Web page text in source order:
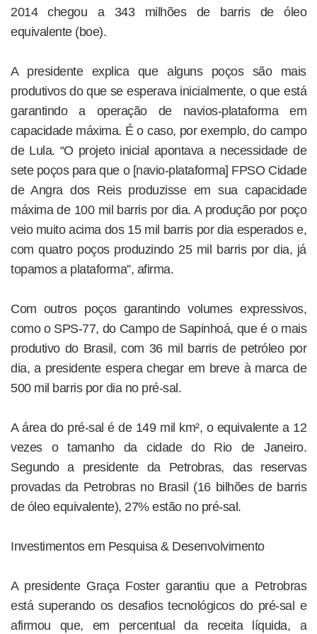
2014 chegou a 343 milhões de barris de óleo
equivalente (boe).
A presidente explica que alguns poços são mais
produtivos do que se esperava inicialmente, o que está
garantindo a operação de navios-plataforma em
capacidade máxima. É o caso, por exemplo, do campo
de Lula. “O projeto inicial apontava a necessidade de
sete poços para que o [navio-plataforma] FPSO Cidade
de Angra dos Reis produzisse em sua capacidade
máxima de 100 mil barris por dia. A produção por poço
veio muito acima dos 15 mil barris por dia esperados e,
com quatro poços produzindo 25 mil barris por dia, já
topamos a plataforma”, afirma.
Com outros poços garantindo volumes expressivos,
como o SPS-77, do Campo de Sapinhoá, que é o mais
produtivo do Brasil, com 36 mil barris de petróleo por
dia, a presidente espera chegar em breve à marca de
500 mil barris por dia no pré-sal.
A área do pré-sal é de 149 mil km², o equivalente a 12
vezes o tamanho da cidade do Rio de Janeiro.
Segundo a presidente da Petrobras, das reservas
provadas da Petrobras no Brasil (16 bilhões de barris
de óleo equivalente), 27% estão no pré-sal.
Investimentos em Pesquisa & Desenvolvimento
A presidente Graça Foster garantiu que a Petrobras
está superando os desafios tecnológicos do pré-sal e
afirmou que, em percentual da receita líquida, a